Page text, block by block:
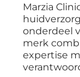
Marzia
onderdeel
merk
expertise